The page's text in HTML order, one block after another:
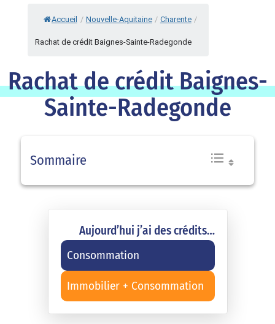
Accueil / Nouvelle-Aquitaine / Charente /
Rachat de crédit Baignes-Sainte-Radegonde
Rachat de crédit Baignes-
Sainte-Radegonde
Sommaire
Aujourd’hui j’ai des crédits…
Consommation
Immobilier + Consommation